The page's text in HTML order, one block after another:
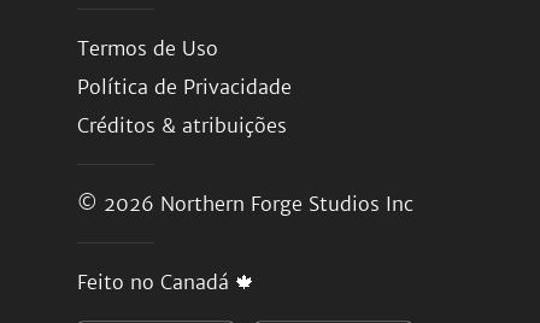
Termos de Uso
Política de Privacidade
Créditos & atribuições
© 2026 Northern Forge Studios Inc
Feito no Canadá 🍁